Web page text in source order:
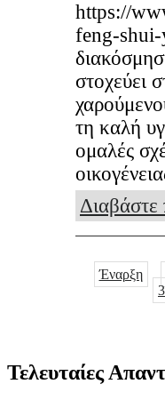
https://
feng-
στοχεύει
τη καλή
ομαλές
Διαβάστε
Έναρξη
Τελευταίες